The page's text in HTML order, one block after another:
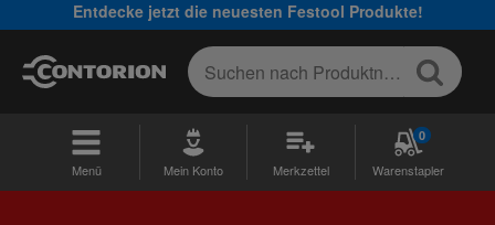
Entdecke jetzt die neuesten Festool Produkte!
Menü Mein Konto Merkzettel
0
Warenstapler